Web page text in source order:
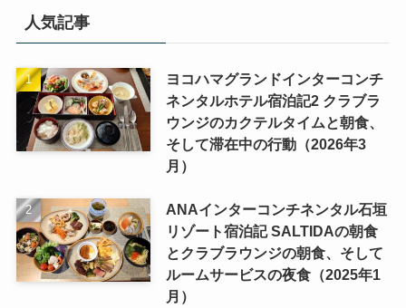
人気記事
ヨコハマグランドインターコンチ
ネンタルホテル宿泊記2 クラブラ
ウンジのカクテルタイムと朝食、
そして滞在中の行動（2026年3
月）
ANAインターコンチネンタル石垣
リゾート宿泊記 SALTIDAの朝食
とクラブラウンジの朝食、そして
ルームサービスの夜食（2025年1
月）